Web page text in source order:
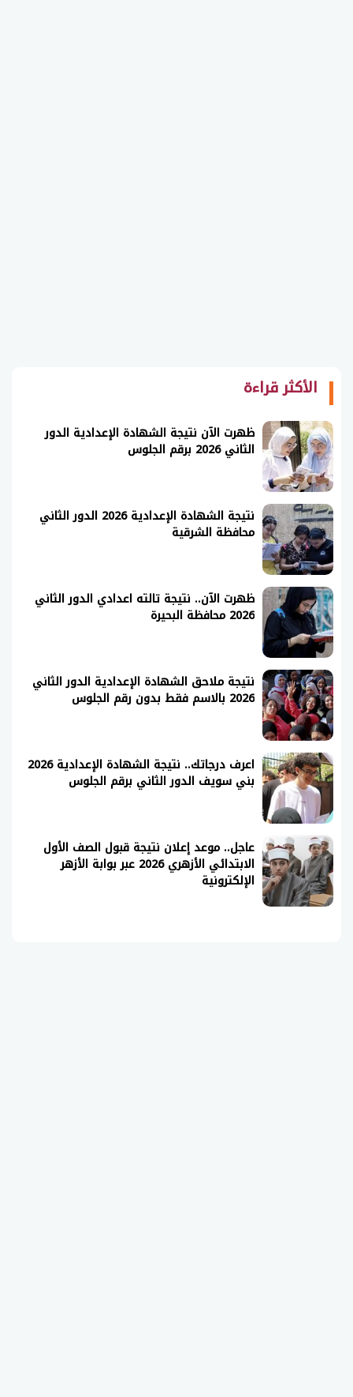
الأكثر قراءة
ظهرت الآن نتيجة الشهادة الإعدادية الدور
الثاني 2026 برقم الجلوس
نتيجة الشهادة الإعدادية 2026 الدور الثاني
محافظة الشرقية
ظهرت الآن.. نتيجة تالته اعدادي الدور الثاني
2026 محافظة البحيرة
نتيجة ملاحق الشهادة الإعدادية الدور الثاني
2026 بالاسم فقط بدون رقم الجلوس
اعرف درجاتك.. نتيجة الشهادة الإعدادية 2026
بني سويف الدور الثاني برقم الجلوس
عاجل.. موعد إعلان نتيجة قبول الصف الأول
الابتدائي الأزهري 2026 عبر بوابة الأزهر
الإلكترونية